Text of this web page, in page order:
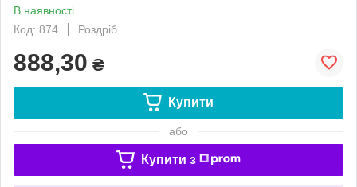
В наявності
Код: 874
Роздріб
888,30 ₴
Купити
або
Купити з